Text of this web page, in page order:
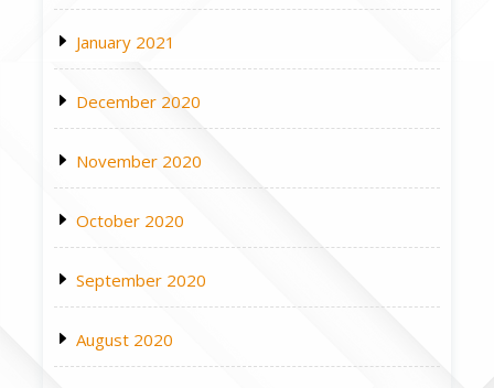
January 2021
December 2020
November 2020
October 2020
September 2020
August 2020